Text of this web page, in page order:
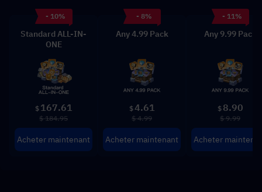
- 10%
Standard ALL-IN-
ONE
$ 167.61
$ 184.95
Acheter maintenant
- 8%
Any 4.99 Pack
$4.61
$ 4.99
Acheter maintenant
- 11%
Any 9.99 Pack
$ 8.90
$ 9.99
Acheter